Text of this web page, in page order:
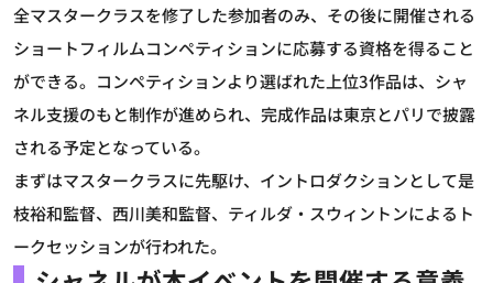
全マスタークラスを修了した参加者のみ、その後に開催される
ショートフィルムコンペティションに応募する資格を得ること
ができる。コンペティションより選ばれた上位3作品は、シャ
ネル支援のもと制作が進められ、完成作品は東京とパリで披露
される予定となっている。
まずはマスタークラスに先駆け、イントロダクションとして是
枝裕和監督、西川美和監督、ティルダ・スウィントンによるト
ークセッションが行われた。